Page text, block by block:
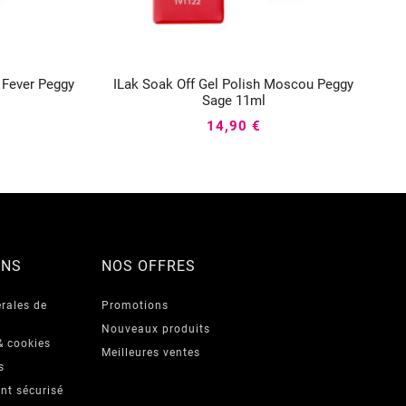
Peggy
ILak Soak Off Gel Polish Moscou Peggy
Sage 11ml

14,90 €
de
cookies
sécurisé
NOS OFFRES
Promotions
Nouveaux produits
Meilleures ventes